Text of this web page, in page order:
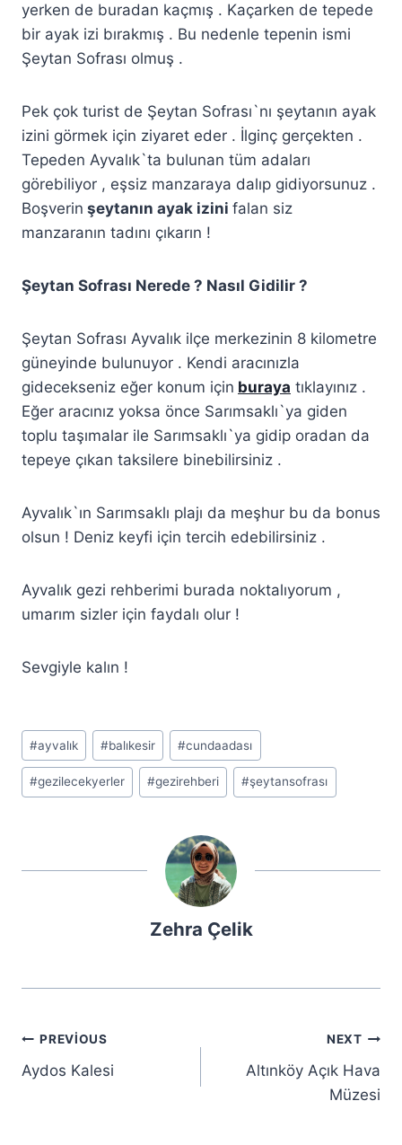
yerken de buradan kaçmış . Kaçarken de tepede
bir ayak izi bırakmış . Bu nedenle tepenin ismi
Şeytan Sofrası olmuş .
Pek çok turist de Şeytan Sofrası`nı şeytanın ayak
izini görmek için ziyaret eder . İlginç gerçekten .
Tepeden Ayvalık`ta bulunan tüm adaları
görebiliyor , eşsiz manzaraya dalıp gidiyorsunuz .
Boşverin şeytanın ayak izini falan siz
manzaranın tadını çıkarın !
Şeytan Sofrası Nerede ? Nasıl Gidilir ?
Şeytan Sofrası Ayvalık ilçe merkezinin 8 kilometre
güneyinde bulunuyor . Kendi aracınızla
gidecekseniz eğer konum için buraya tıklayınız .
Eğer aracınız yoksa önce Sarımsaklı`ya giden
toplu taşımalar ile Sarımsaklı`ya gidip oradan da
tepeye çıkan taksilere binebilirsiniz .
Ayvalık`ın Sarımsaklı plajı da meşhur bu da bonus
olsun ! Deniz keyfi için tercih edebilirsiniz .
Ayvalık gezi rehberimi burada noktalıyorum ,
umarım sizler için faydalı olur !
Sevgiyle kalın !
Post
Tags:
#ayvalık #balıkesir #cundaadası
#gezilecekyerler #gezirehberi #şeytansofrası
Zehra Çelik
Yazı
gezinmesi
PREVIOUS
Aydos Kalesi
NEXT
Altınköy Açık Hava
Müzesi